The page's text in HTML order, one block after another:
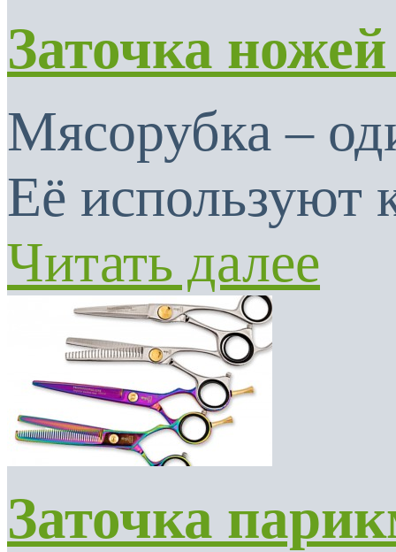
Заточка
Мясорубка –
Её используют
Читать далее
Заточка